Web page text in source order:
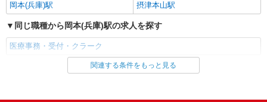
岡本(兵庫)駅
摂津本山駅
同じ職種から岡本(兵庫)駅の求人を探す
医療事務・受付・クラーク
同じ雇用形態から岡本(兵庫)駅の求人を探す
関連する条件をもっと見る